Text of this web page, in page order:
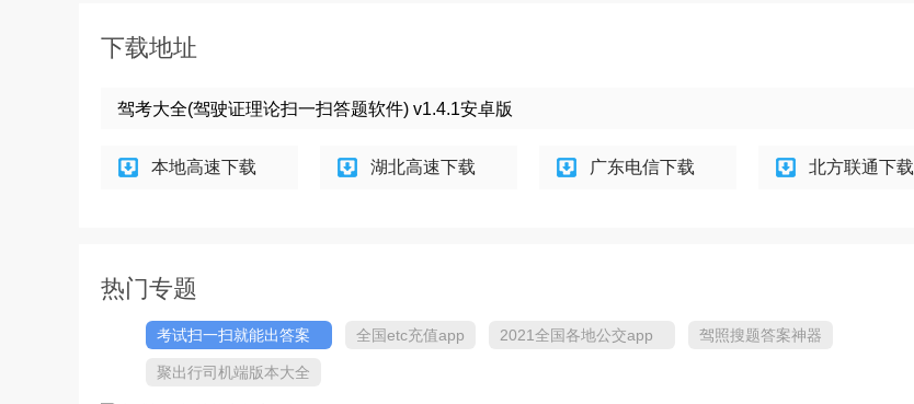
下载地址
驾考大全(驾驶证理论扫一扫答题软件) v1.4.1安卓版
本地高速下载 湖北高速下载 广东电信下载 北方联通下载
热门专题
考试扫一扫就能出答案
的软件
全国etc充值app
2021全国各地公交app
驾照搜题答案神器
聚出行司机端版本大全